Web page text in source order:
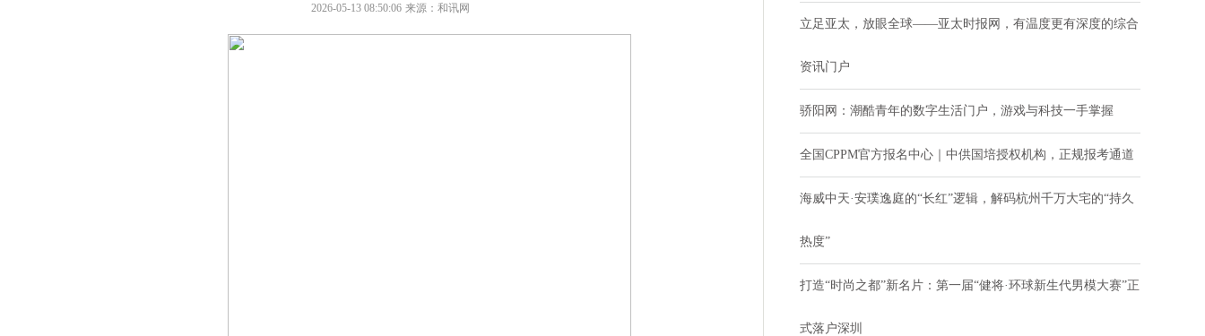
2026-05-13 08:50:06 来源： 和讯网
立足亚太，放眼全球——亚太时报网，有温度更有深度的综合
资讯门户
骄阳网：潮酷青年的数字生活门户，游戏与科技一手掌握
全国CPPM官方报名中心｜中供国培授权机构，正规报考通道
海威中天·安璞逸庭的“长红”逻辑，解码杭州千万大宅的“持久
热度”
打造“时尚之都”新名片：第一届“健将·环球新生代男模大赛”正
式落户深圳